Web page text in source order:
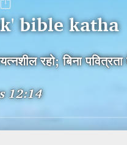
bible katha
रहो; बिना
12:14